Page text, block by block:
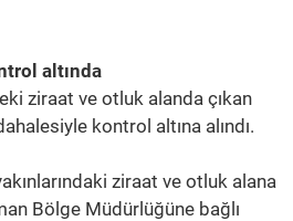
altında
ziraat ve otluk alanda çıkan
kontrol altına alındı.
ziraat ve otluk alana
Bölge Müdürlüğüne bağlı